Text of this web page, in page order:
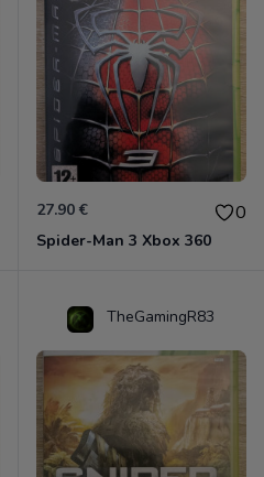
27.90 € 0
Spider-Man 3 Xbox 360
TheGamingR83